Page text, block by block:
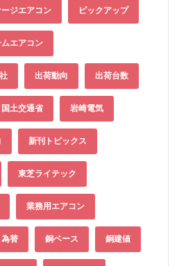
ジエアコン ピックアップ
エアコン
出荷動向 出荷台数
国土交通省 岩崎電気
新刊トピックス
東芝ライテック
業務用エアコン
為替 銅ベース 銅建値